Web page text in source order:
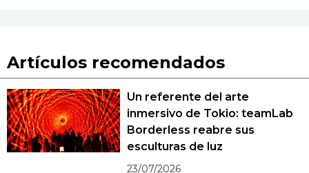
Artículos recomendados
Un referente del arte
inmersivo de Tokio: teamLab
Borderless reabre sus
esculturas de luz
23/07/2026